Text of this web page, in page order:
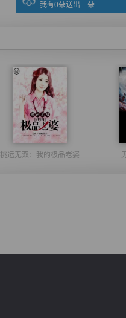
我有0朵送出一朵
桃运无双：我的极品老婆